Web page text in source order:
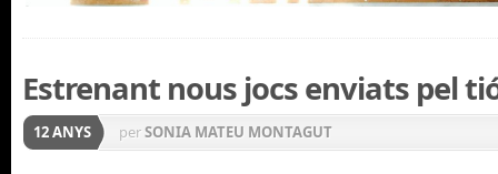
Estrenant nous jocs enviats pel
12 ANYS perSONIA MATEU MONTAGUT